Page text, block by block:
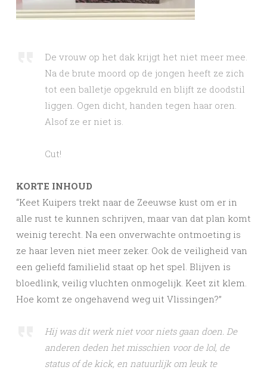
De vrouw op het dak krijgt het niet meer mee.
Na de brute moord op de jongen heeft ze zich
tot een balletje opgekruld en blijft ze doodstil
liggen. Ogen dicht, handen tegen haar oren.
Alsof ze er niet is.
Cut!
KORTE INHOUD
“Keet Kuipers trekt naar de Zeeuwse kust om er in
alle rust te kunnen schrijven, maar van dat plan komt
weinig terecht. Na een onverwachte ontmoeting is
ze haar leven niet meer zeker. Ook de veiligheid van
een geliefd familielid staat op het spel. Blijven is
bloedlink, veilig vluchten onmogelijk. Keet zit klem.
Hoe komt ze ongehavend weg uit Vlissingen?”
Hij was dit werk niet voor niets gaan doen. De
anderen deden het misschien voor de lol, de
status of de kick, en natuurlijk om leuk te